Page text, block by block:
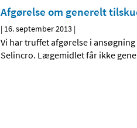
Afgørelse om generelt
| 16. september 2013 |
Vi har truffet afgørelse i
Selincro. Lægemidlet får ikke